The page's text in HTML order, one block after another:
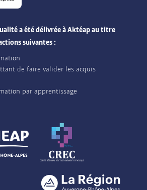
a été délivrée à Aktéap au titre
suivantes :
de faire valider les acquis
par apprentissage